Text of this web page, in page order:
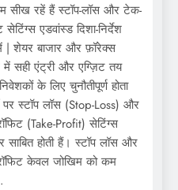
सीख रहें हैं स्टॉप-लॉस और टेक-
सेटिंग्स एडवांस्ड दिशा-निर्देश
| शेयर बाजार और फ़ॉरेक्स
में सही एंट्री और एग्ज़िट तय
के लिए चुनौतीपूर्ण होता
पर स्टॉप लॉस (Stop-Loss) और
(Take-Profit) सेटिंग्स
साबित होती हैं। स्टॉप लॉस और
केवल जोखिम को कम